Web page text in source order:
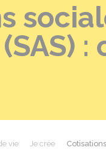
vie Je crée